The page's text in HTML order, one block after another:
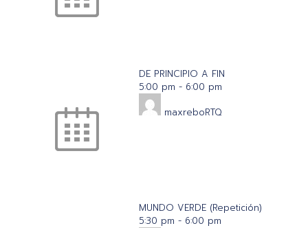
DE PRINCIPIO A FIN
5:00 pm - 6:00 pm
maxreboRTQ
MUNDO VERDE (Repetición)
5:30 pm - 6:00 pm